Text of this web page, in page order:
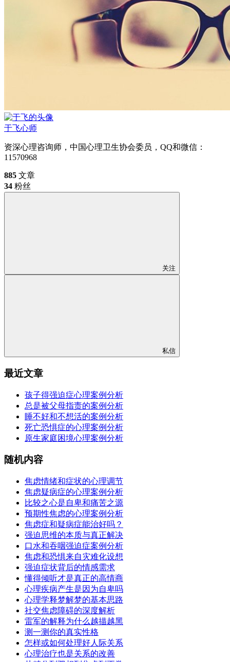
于飞心师
资深心理咨询师，中国心理卫生协会委员，QQ和微信：
11570968
885 文章
34 粉丝
关注
私信
最近文章
孩子得强迫症心理案例分析
总是被父母指责的案例分析
睡不好和不想活的案例分析
死亡恐惧症的心理案例分析
原生家庭困境心理案例分析
随机内容
焦虑情绪和症状的心理调节
焦虑疑病症的心理案例分析
比较之心是自卑和痛苦之源
预期性焦虑的心理案例分析
焦虑症和疑病症能治好吗？
强迫思维的本质与真正解决
口水和吞咽强迫症案例分析
焦虑和恐惧来自灾难化设想
强迫症状背后的情感需求
懂得倾听才是真正的高情商
心理疾病产生是因为自卑吗
心理学释梦解梦的基本思路
社交焦虑障碍的深度解析
雷军的解释为什么越描越黑
测一测你的真实性格
怎样或如何处理好人际关系
心理治疗也是关系的改善